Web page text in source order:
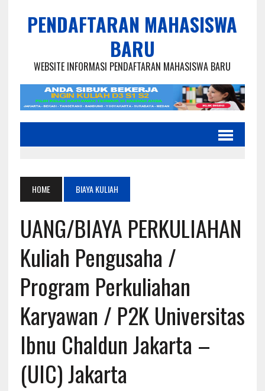
PENDAFTARAN MAHASISWA
BARU
WEBSITE INFORMASI PENDAFTARAN MAHASISWA BARU
HOME BIAYA KULIAH
UANG/BIAYA PERKULIAHAN
Kuliah Pengusaha /
Program Perkuliahan
Karyawan / P2K Universitas
Ibnu Chaldun Jakarta –
(UIC) Jakarta